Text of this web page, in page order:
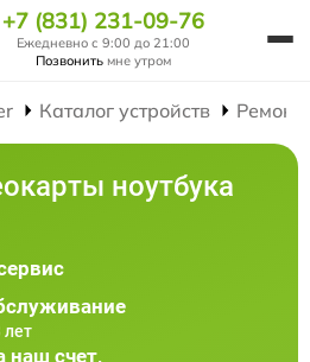
+7 (831) 231-09-76
Ежедневно с 9:00 до 21:00
Позвонить мне утром
Каталог устройств Ремонт
ноутбука
лет
наш счет,